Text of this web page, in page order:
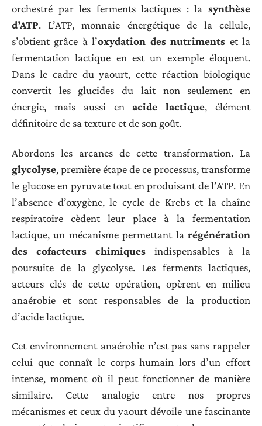
orchestré par les ferments lactiques : la synthèse
d’ATP. L’ATP, monnaie énergétique de la cellule,
s’obtient grâce à l’oxydation des nutriments et la
fermentation lactique en est un exemple éloquent.
Dans le cadre du yaourt, cette réaction biologique
convertit les glucides du lait non seulement en
énergie, mais aussi enacide lactique, élément
définitoire de sa texture et de son goût.
Abordons les arcanes de cette transformation. La
glycolyse, première étape de ce processus, transforme
le glucose en pyruvate tout en produisant de l’ATP. En
l’absence d’oxygène, le cycle de Krebs et la chaîne
respiratoire cèdent leur place à la fermentation
lactique, un mécanisme permettant la régénération
des cofacteurs chimiques indispensables à la
poursuite de la glycolyse. Les ferments lactiques,
acteurs clés de cette opération, opèrent en milieu
anaérobie et sont responsables de la production
d’acide lactique.
Cet environnement anaérobie n’est pas sans rappeler
celui que connaît le corps humain lors d’un effort
intense, moment où il peut fonctionner de manière
similaire. Cette analogie entre nos propres
mécanismes et ceux du yaourt dévoile une fascinante